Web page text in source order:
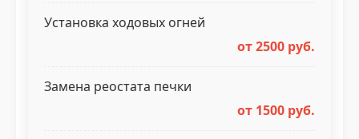
Установка ходовых огней
от 2500 руб.
Замена реостата печки
от 1500 руб.